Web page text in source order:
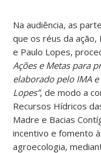
Na audiência, as
que os réus da ação,
e Paulo Lopes,
Ações e Metas para
elaborado pelo IMA
Lopes”, de modo a
Recursos Hídricos
Madre e Bacias
incentivo e fomento
agroecologia,